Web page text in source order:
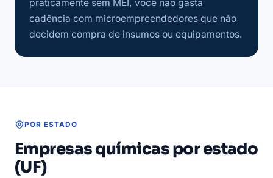
praticamente sem MEI, você não gasta
cadência com microempreendedores que não
decidem compra de insumos ou equipamentos.
POR ESTADO
Empresas químicas por estado
(UF)